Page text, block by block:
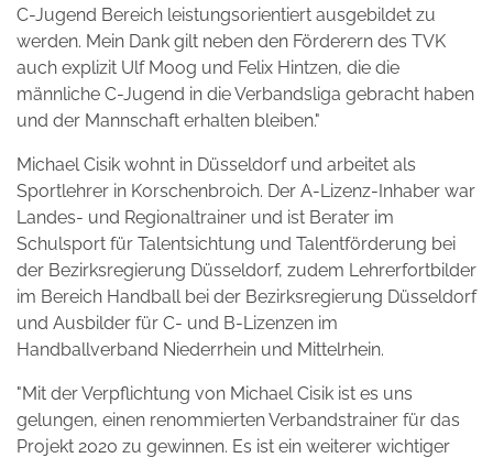
C-Jugend Bereich leistungsorientiert ausgebildet zu
werden. Mein Dank gilt neben den Förderern des TVK
auch explizit Ulf Moog und Felix Hintzen, die die
männliche C-Jugend in die Verbandsliga gebracht haben
und der Mannschaft erhalten bleiben."
Michael Cisik wohnt in Düsseldorf und arbeitet als
Sportlehrer in Korschenbroich. Der A-Lizenz-Inhaber war
Landes- und Regionaltrainer und ist Berater im
Schulsport für Talentsichtung und Talentförderung bei
der Bezirksregierung Düsseldorf, zudem Lehrerfortbilder
im Bereich Handball bei der Bezirksregierung Düsseldorf
und Ausbilder für C- und B-Lizenzen im
Handballverband Niederrhein und Mittelrhein.
"Mit der Verpflichtung von Michael Cisik ist es uns
gelungen, einen renommierten Verbandstrainer für das
Projekt 2020 zu gewinnen. Es ist ein weiterer wichtiger